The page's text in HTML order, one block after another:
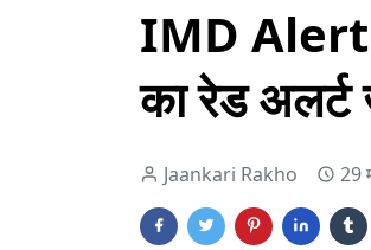
IMD Alert:
का रेड अलर्ट
Jaankari Rakho 29